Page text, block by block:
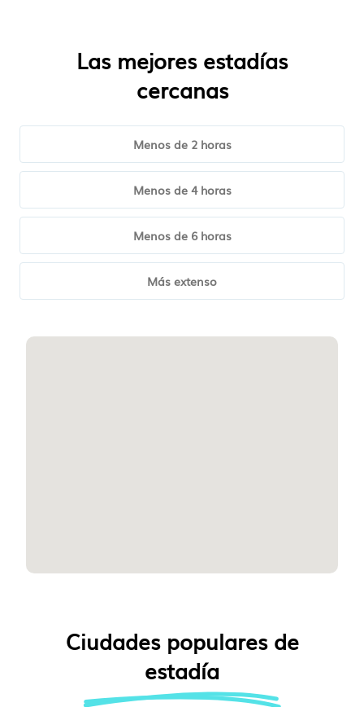
Las mejores estadías
cercanas
Menos de 2 horas
Menos de 4 horas
Menos de 6 horas
Más extenso
Ciudades populares de
estadía